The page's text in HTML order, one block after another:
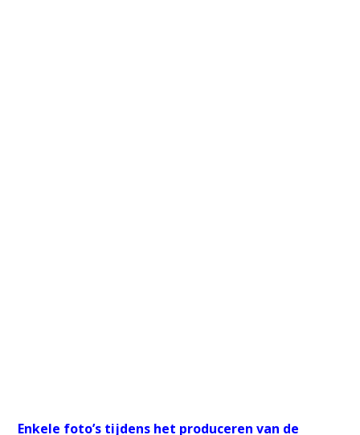
Enkele foto’s tijdens het produceren van de